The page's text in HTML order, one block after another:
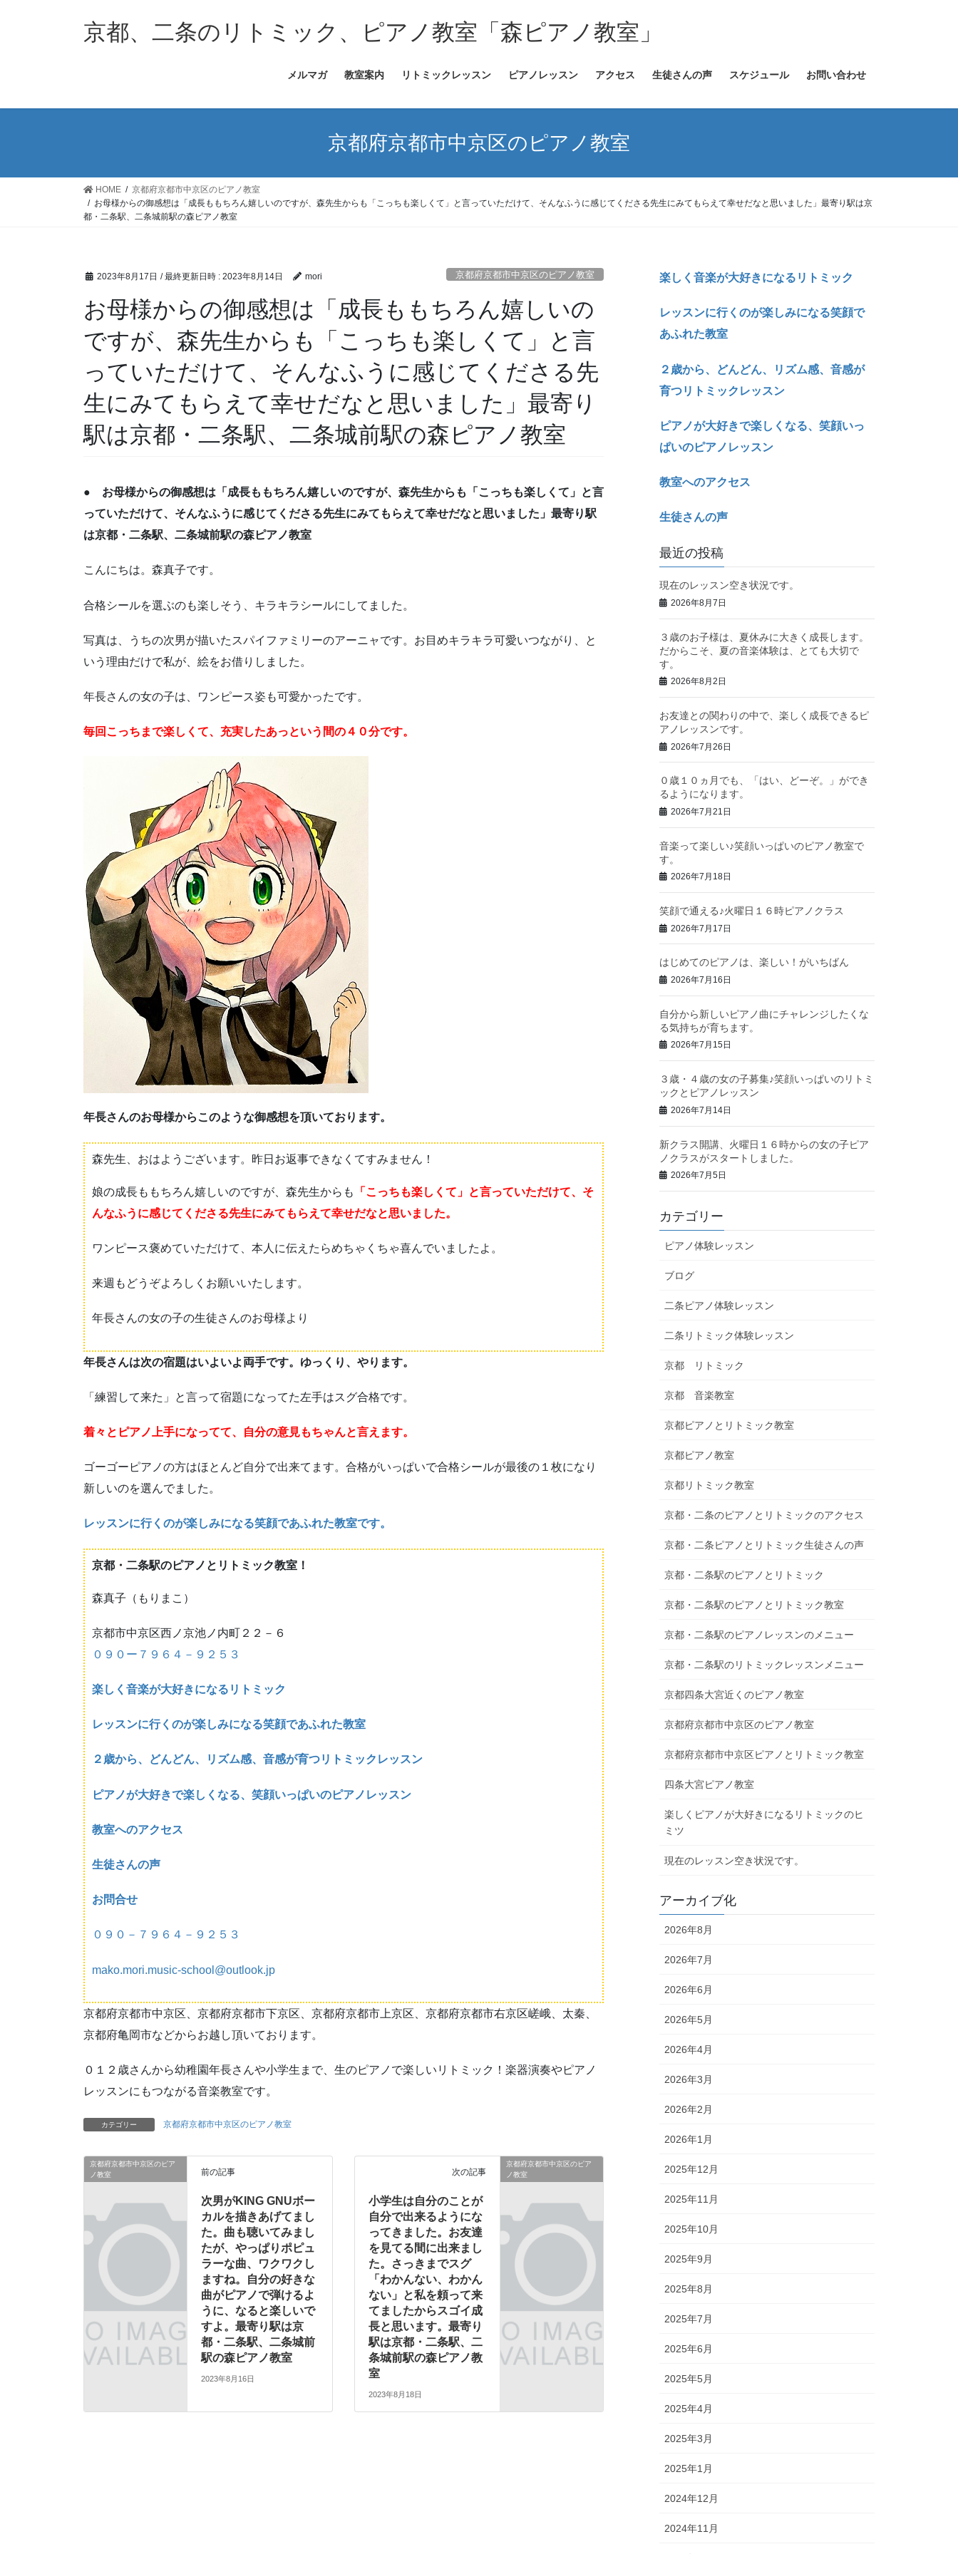
ス
ン
京都、二条のリトミック、ピアノ教室「森ピアノ教室」
メルマガ 教室案内 リトミックレッスン ピアノレッスン アクセス 生徒さんの声 スケジュール お問い合わせ
京都府京都市中京区のピアノ教室
HOME
京都府京都市中京区のピアノ教室
お母様からの御感想は「成長ももちろん嬉しいのですが、森先生からも「こっちも楽しくて」と言っていただけて、そんなふうに感じてくださる先生にみてもらえて幸せだなと思いました」最寄り駅は京
都・二条駅、二条城前駅の森ピアノ教室
2023年8月17日 / 最終更新日時 : 2023年8月14日 mori 京都府京都市中京区のピアノ教室
お母様からの御感想は「成長ももちろん嬉しいの
ですが、森先生からも「こっちも楽しくて」と言
っていただけて、そんなふうに感じてくださる先
生にみてもらえて幸せだなと思いました」最寄り
駅は京都・二条駅、二条城前駅の森ピアノ教室
● お母様からの御感想は「成長ももちろん嬉しいのですが、森先生からも「こっちも楽しくて」と言
っていただけて、そんなふうに感じてくださる先生にみてもらえて幸せだなと思いました」最寄り駅
は京都・二条駅、二条城前駅の森ピアノ教室
こんにちは。森真子です。
合格シールを選ぶのも楽しそう、キラキラシールにしてました。
写真は、うちの次男が描いたスパイファミリーのアーニャです。お目めキラキラ可愛いつながり、と
いう理由だけで私が、絵をお借りしました。
年長さんの女の子は、ワンピース姿も可愛かったです。
毎回こっちまで楽しくて、充実したあっという間の４０分です。
年長さんのお母様からこのような御感想を頂いております。
森先生、おはようございます。昨日お返事できなくてすみません！
娘の成長ももちろん嬉しいのですが、森先生からも
「こっちも楽しくて」と言っていただけて、そ
んなふうに感じてくださる先生にみてもらえて幸せだなと思いました。
ワンピース褒めていただけて、本人に伝えたらめちゃくちゃ喜んでいましたよ。
来週もどうぞよろしくお願いいたします。
年長さんの女の子の生徒さんのお母様より
年長さんは次の宿題はいよいよ両手です。ゆっくり、やります。
「練習して来た」と言って宿題になってた左手はスグ合格です。
着々とピアノ上手になってて、自分の意見もちゃんと言えます。
ゴーゴーピアノの方はほとんど自分で出来てます。合格がいっぱいで合格シールが最後の１枚になり
新しいのを選んでました。
レッスンに行くのが楽しみになる笑顔であふれた教室です。
京都・二条駅のピアノとリトミック教室！
森真子（もりまこ）
京都市中京区西ノ京池ノ内町２２－６
０９０ー７９６４－９２５３
楽しく音楽が大好きになるリトミック
レッスンに行くのが楽しみになる笑顔であふれた教室
２歳から、どんどん、リズム感、音感が育つリトミックレッスン
ピアノが大好きで楽しくなる、笑顔いっぱいのピアノレッスン
教室へのアクセス
生徒さんの声
お問合せ
０９０－７９６４－９２５３
mako.mori.music-school@outlook.jp
京都府京都市中京区、京都府京都市下京区、京都府京都市上京区、京都府京都市右京区嵯峨、太秦、
京都府亀岡市などからお越し頂いております。
０１２歳さんから幼稚園年長さんや小学生まで、生のピアノで楽しいリトミック！楽器演奏やピアノ
レッスンにもつながる音楽教室です。
カテゴリー 京都府京都市中京区のピアノ教室
京都府京都市中京区のピア
ノ教室
前の記事
次男がKING GNUボー
カルを描きあげてまし
た。曲も聴いてみまし
たが、やっぱりポピュ
ラーな曲、ワクワクし
ますね。自分の好きな
曲がピアノで弾けるよ
うに、なると楽しいで
すよ。最寄り駅は京
都・二条駅、二条城前
駅の森ピアノ教室
2023年8月16日
京都府京都市中京区のピア
ノ教室
次の記事
小学生は自分のことが
自分で出来るようにな
ってきました。お友達
を見てる間に出来まし
た。さっきまでスグ
「わかんない、わかん
ない」と私を頼って来
てましたからスゴイ成
長と思います。最寄り
駅は京都・二条駅、二
条城前駅の森ピアノ教
室
2023年8月18日
楽しく音楽が大好きになるリトミック
レッスンに行くのが楽しみになる笑顔で
あふれた教室
２歳から、どんどん、リズム感、音感が
育つリトミックレッスン
ピアノが大好きで楽しくなる、笑顔いっ
ぱいのピアノレッスン
教室へのアクセス
生徒さんの声
最近の投稿
現在のレッスン空き状況です。
2026年8月7日
３歳のお子様は、夏休みに大きく成長します。
だからこそ、夏の音楽体験は、とても大切で
す。
2026年8月2日
お友達との関わりの中で、楽しく成長できるピ
アノレッスンです。
2026年7月26日
０歳１０ヵ月でも、「はい、どーぞ。」ができ
るようになります。
2026年7月21日
音楽って楽しい♪笑顔いっぱいのピアノ教室で
す。
2026年7月18日
笑顔で通える♪火曜日１６時ピアノクラス
2026年7月17日
はじめてのピアノは、楽しい！がいちばん
2026年7月16日
自分から新しいピアノ曲にチャレンジしたくな
る気持ちが育ちます。
2026年7月15日
３歳・４歳の女の子募集♪笑顔いっぱいのリトミ
ックとピアノレッスン
2026年7月14日
新クラス開講、火曜日１６時からの女の子ピア
ノクラスがスタートしました。
2026年7月5日
カテゴリー
ピアノ体験レッスン
ブログ
二条ピアノ体験レッスン
二条リトミック体験レッスン
京都 リトミック
京都 音楽教室
京都ピアノとリトミック教室
京都ピアノ教室
京都リトミック教室
京都・二条のピアノとリトミックのアクセス
京都・二条ピアノとリトミック生徒さんの声
京都・二条駅のピアノとリトミック
京都・二条駅のピアノとリトミック教室
京都・二条駅のピアノレッスンのメニュー
京都・二条駅のリトミックレッスンメニュー
京都四条大宮近くのピアノ教室
京都府京都市中京区のピアノ教室
京都府京都市中京区ピアノとリトミック教室
四条大宮ピアノ教室
楽しくピアノが大好きになるリトミックのヒ
ミツ
現在のレッスン空き状況です。
アーカイブ化
2026年8月
2026年7月
2026年6月
2026年5月
2026年4月
2026年3月
2026年2月
2026年1月
2025年12月
2025年11月
2025年10月
2025年9月
2025年8月
2025年7月
2025年6月
2025年5月
2025年4月
2025年3月
2025年1月
2024年12月
2024年11月